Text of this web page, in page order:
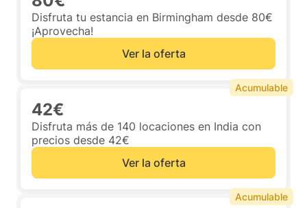
Disfruta tu estancia en Birmingham desde 80€
¡Aprovecha!
Ver la oferta
42€
Disfruta más de 140 locaciones en India con
precios desde 42€
Ver la oferta
Acumulable
Acumulable